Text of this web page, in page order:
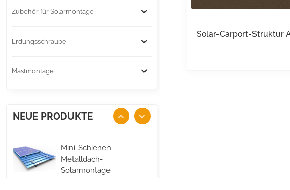
Solar-Carport-Struktur
Zubehör für Solarmontage
Erdungsschraube
Mastmontage
NEUE PRODUKTE
Mini-Schienen-
Metalldach-
Solarmontage